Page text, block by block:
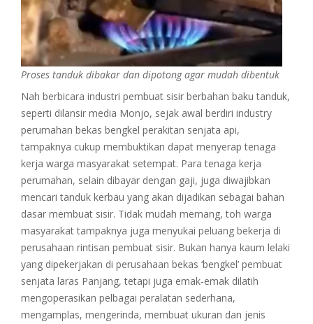
Proses tanduk dibakar dan dipotong agar mudah dibentuk
Nah berbicara industri pembuat sisir berbahan baku tanduk,
seperti dilansir media Monjo, sejak awal berdiri industry
perumahan bekas bengkel perakitan senjata api,
tampaknya cukup membuktikan dapat menyerap tenaga
kerja warga masyarakat setempat. Para tenaga kerja
perumahan, selain dibayar dengan gaji, juga diwajibkan
mencari tanduk kerbau yang akan dijadikan sebagai bahan
dasar membuat sisir. Tidak mudah memang, toh warga
masyarakat tampaknya juga menyukai peluang bekerja di
perusahaan rintisan pembuat sisir. Bukan hanya kaum lelaki
yang dipekerjakan di perusahaan bekas ‘bengkel’ pembuat
senjata laras Panjang, tetapi juga emak-emak dilatih
mengoperasikan pelbagai peralatan sederhana,
mengamplas, mengerinda, membuat ukuran dan jenis